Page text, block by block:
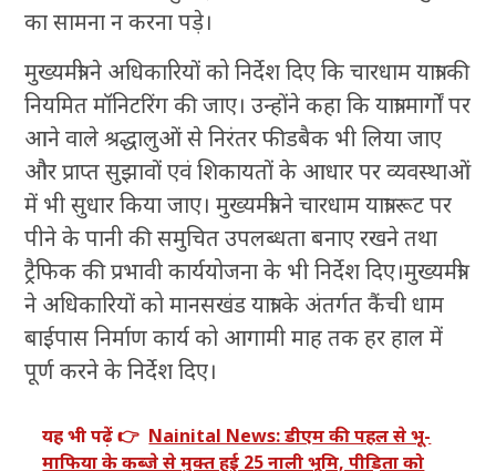
का सामना न करना पड़े।
मुख्यमंत्री ने अधिकारियों को निर्देश दिए कि चारधाम यात्रा की
नियमित मॉनिटरिंग की जाए। उन्होंने कहा कि यात्रा मार्गों पर
आने वाले श्रद्धालुओं से निरंतर फीडबैक भी लिया जाए
और प्राप्त सुझावों एवं शिकायतों के आधार पर व्यवस्थाओं
में भी सुधार किया जाए। मुख्यमंत्री ने चारधाम यात्रा रूट पर
पीने के पानी की समुचित उपलब्धता बनाए रखने तथा
ट्रैफिक की प्रभावी कार्ययोजना के भी निर्देश दिए।मुख्यमंत्री
ने अधिकारियों को मानसखंड यात्रा के अंतर्गत कैंची धाम
बाईपास निर्माण कार्य को आगामी माह तक हर हाल में
पूर्ण करने के निर्देश दिए।
यह भी पढ़ें 👉 Nainital News: डीएम की पहल से भू-
माफिया के कब्जे से मुक्त हुई 25 नाली भूमि, पीड़िता को